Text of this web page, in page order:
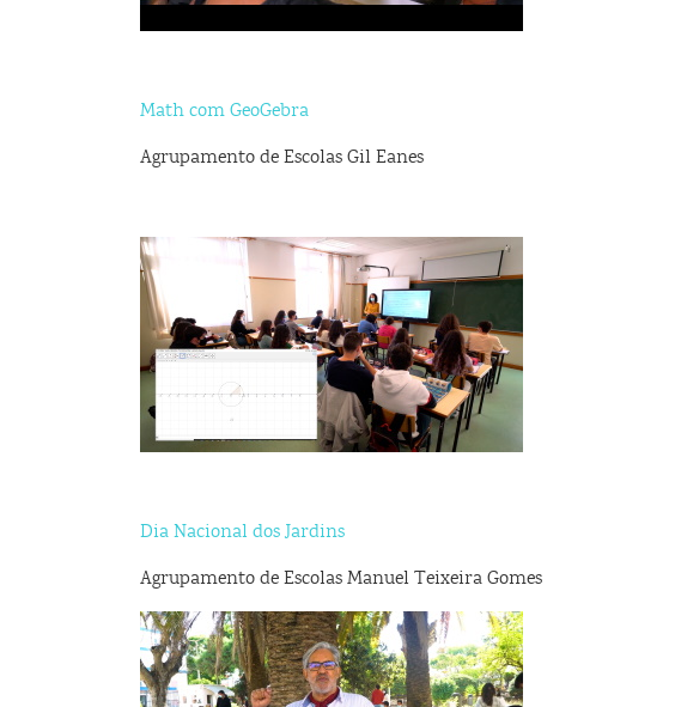
Math com GeoGebra
Agrupamento de Escolas Gil Eanes
Dia Nacional dos Jardins
Agrupamento de Escolas Manuel Teixeira Gomes